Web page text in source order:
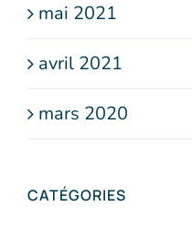
mai 2021
avril 2021
mars 2020
CATÉGORIES